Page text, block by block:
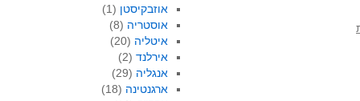
אוזבקיסטן (1)
אוסטריה (8)
איטליה (20)
אירלנד (2)
אנגליה (29)
ארגנטינה (18)